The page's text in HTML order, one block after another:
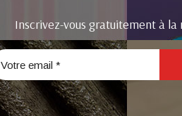
Inscrivez-vous gratuitement à